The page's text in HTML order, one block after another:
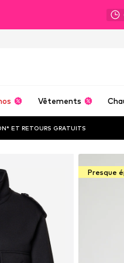
Vêtements
ET RETOURS GRATUITS
Presque